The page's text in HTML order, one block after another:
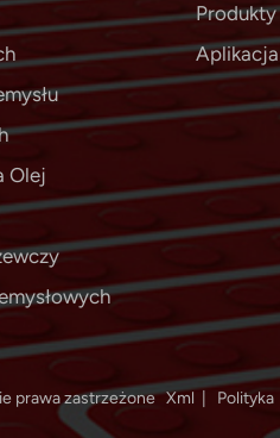
Olej
Produkty
Aplikacja
prawa zastrzeżone Xml
Polityka